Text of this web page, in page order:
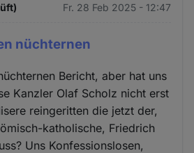
Fr. 28 Feb 2025 - 12:47
nüchternen
Bericht, aber hat uns
Kanzler Olaf Scholz nicht erst
reingeritten die jetzt der,
katholische, Friedrich
Uns Konfessionslosen,